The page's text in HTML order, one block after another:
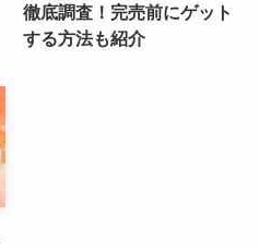
徹底調査！完売前にゲット
する方法も紹介